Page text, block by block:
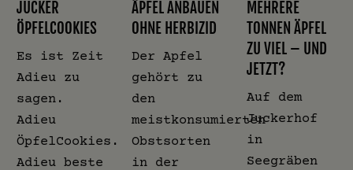
JUCKER
ÖPFELCOOKIES
Es ist Zeit
Adieu zu
sagen.
Adieu
ÖpfelCookies.
Adieu beste
ÄPFEL ANBAUEN
OHNE HERBIZID
Der Apfel
gehört zu
den
meistkonsumierten
Obstsorten
in der
MEHRERE
TONNEN ÄPFEL
ZU VIEL – UND
JETZT?
Auf dem
Juckerhof
in
Seegräben